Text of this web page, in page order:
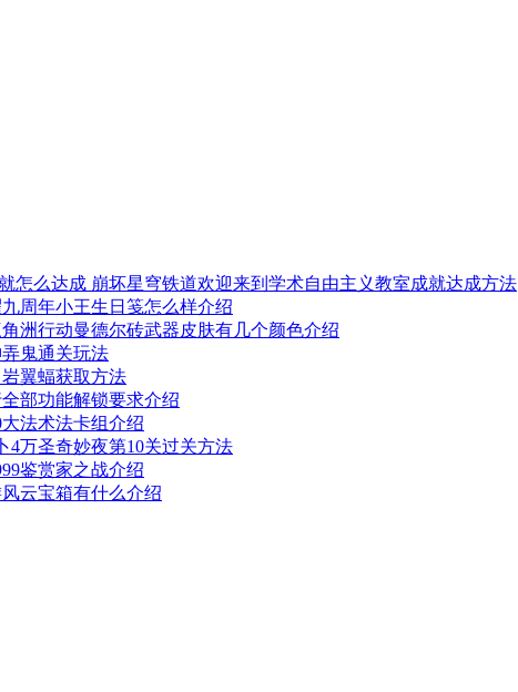
怎么达成 崩坏星穹铁道欢迎来到学术自由主义教室成就达成方法
周年小王生日笺怎么样介绍
洲行动曼德尔砖武器皮肤有几个颜色介绍
鬼通关玩法
翼蝠获取方法
部功能解锁要求介绍
法术法卡组介绍
4万圣奇妙夜第10关过关方法
鉴赏家之战介绍
云宝箱有什么介绍